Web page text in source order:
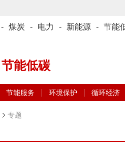
- 煤炭 - 电力 - 新能源 - 节能
节能低碳
节能服务 环境保护 循环经济
专题